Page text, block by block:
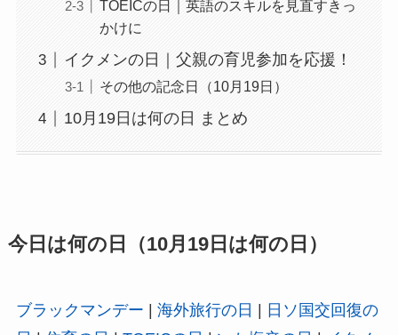
TOEICの日｜英語のスキルを見直すきっ
かけに
イクメンの日｜父親の育児参加を応援！
その他の記念日（10月19日）
10月19日は何の日 まとめ
今日は何の日（10月19日は何の日）
ブラックマンデー | 海外旅行の日 | 日ソ国交回復の